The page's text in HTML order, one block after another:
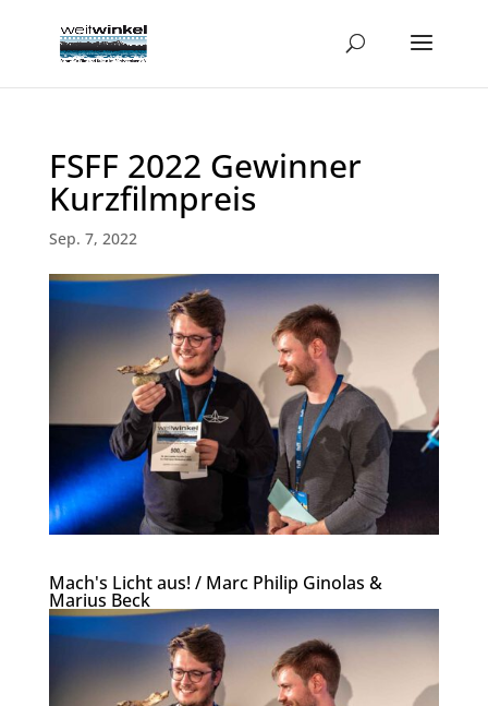
FSFF 2022 Gewinner
Kurzfilmpreis
Sep. 7, 2022
Mach's Licht aus! / Marc Philip Ginolas &
Marius Beck